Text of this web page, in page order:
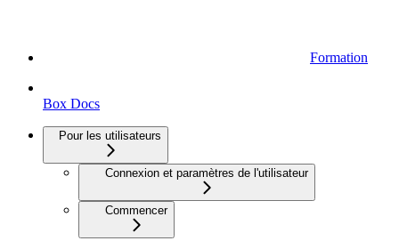
Formation
Box Docs
Pour les utilisateurs
Connexion et paramètres de l'utilisateur
Commencer